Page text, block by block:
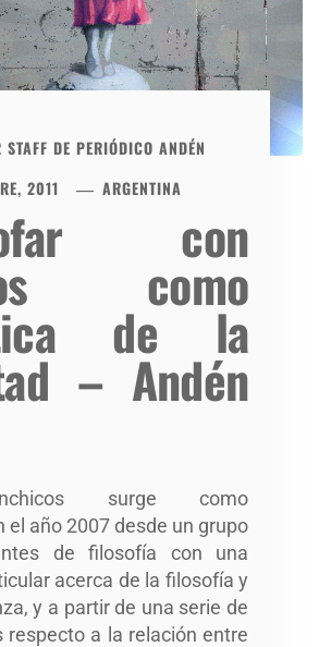
STAFF DE PERIÓDICO ANDÉN
2011
ARGENTINA
con
como
de la
– Andén
surge como
el año 2007 desde un grupo
de filosofía con una
acerca de la filosofía y
y a partir de una serie de
respecto a la relación entre